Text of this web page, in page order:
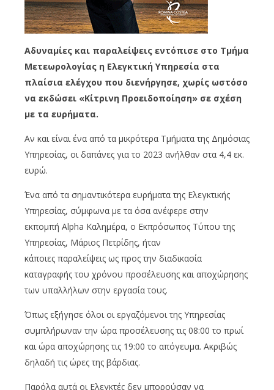
Αδυναμίες και παραλείψεις εντόπισε στο Τμήμα
Μετεωρολογίας η Ελεγκτική Υπηρεσία στα
πλαίσια ελέγχου που διενήργησε, χωρίς ωστόσο
να εκδώσει «Κίτρινη Προειδοποίηση» σε σχέση
με τα ευρήματα.
Αν και είναι ένα από τα μικρότερα Τμήματα της Δημόσιας
Υπηρεσίας, οι δαπάνες για το 2023 ανήλθαν στα 4,4 εκ.
ευρώ.
Ένα από τα σημαντικότερα ευρήματα της Ελεγκτικής
Υπηρεσίας, σύμφωνα με τα όσα ανέφερε στην
εκπομπή Alpha Καλημέρα, ο Εκπρόσωπος Τύπου της
Υπηρεσίας, Μάριος Πετρίδης, ήταν
κάποιες παραλείψεις ως προς την διαδικασία
καταγραφής του χρόνου προσέλευσης και αποχώρησης
των υπαλλήλων στην εργασία τους.
Όπως εξήγησε όλοι οι εργαζόμενοι της Υπηρεσίας
συμπλήρωναν την ώρα προσέλευσης τις 08:00 το πρωί
και ώρα αποχώρησης τις 19:00 το απόγευμα. Ακριβώς
δηλαδή τις ώρες της βάρδιας.
Παρόλα αυτά οι Ελεγκτές δεν μπορούσαν να